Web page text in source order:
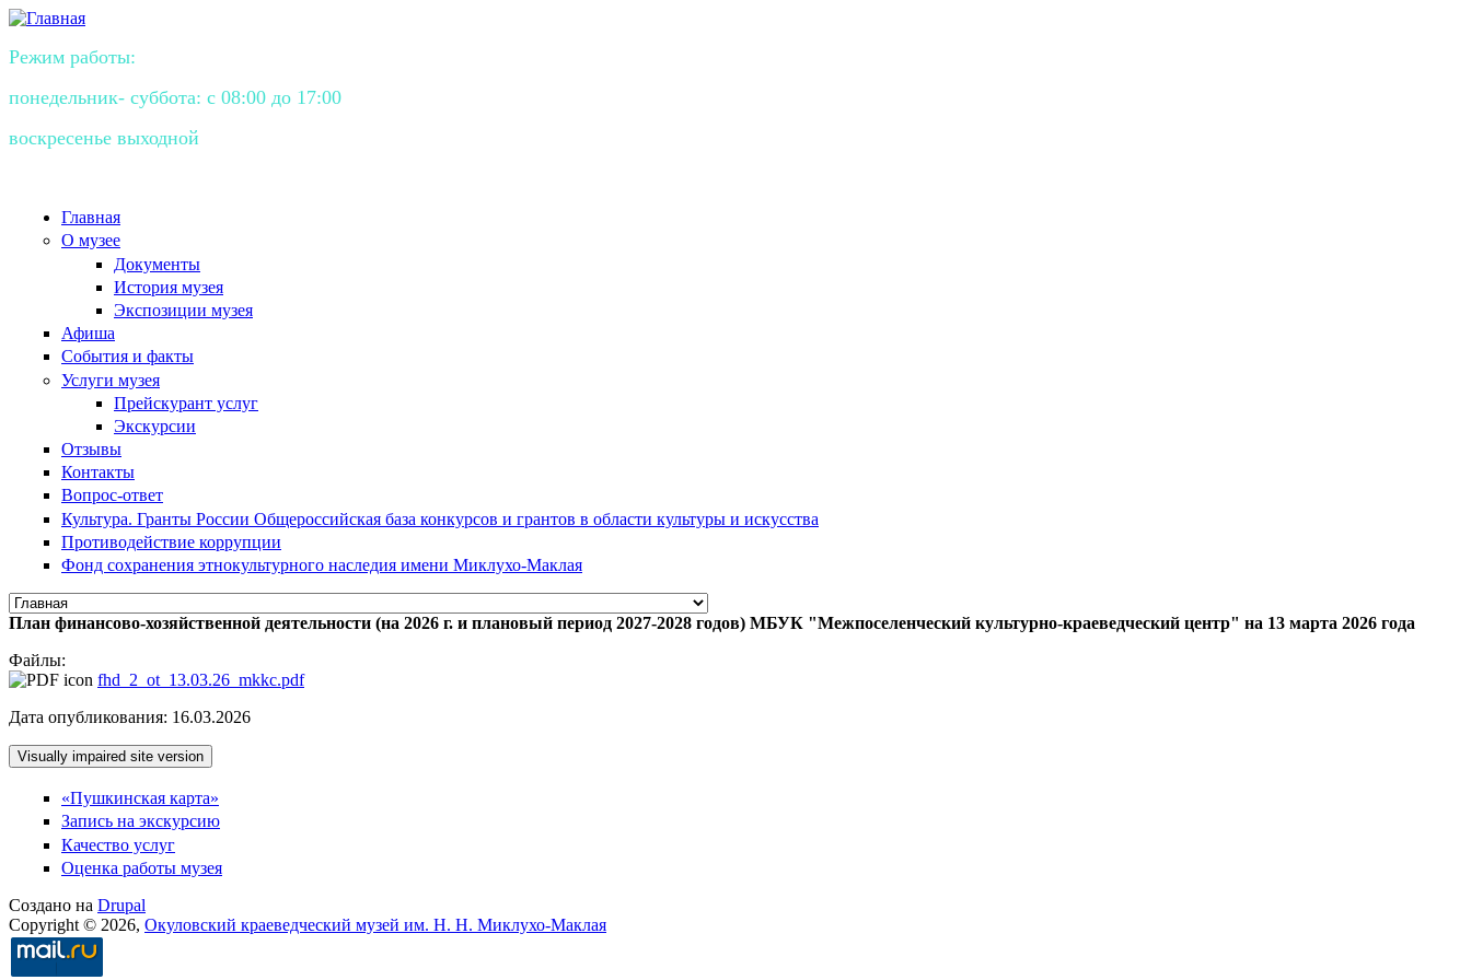
Режим работы:
понедельник- суббота: с 08:00 до 17:00
воскресенье выходной
Главная
О музее
Документы
История музея
Экспозиции музея
Афиша
События и факты
Услуги музея
Прейскурант услуг
Экскурсии
Отзывы
Контакты
Вопрос-ответ
Культура. Гранты России Общероссийская база конкурсов и грантов в области культуры и искусства
Противодействие коррупции
Фонд сохранения этнокультурного наследия имени Миклухо-Маклая
План финансово-хозяйственной деятельности (на 2026 г. и плановый период 2027-2028 годов) МБУК "Межпоселенческий культурно-краеведческий центр" на 13 марта 2026 года
Файлы:
fhd_2_ot_13.03.26_mkkc.pdf
Дата опубликования: 16.03.2026
«Пушкинская карта»
Запись на экскурсию
Качество услуг
Оценка работы музея
Создано на Drupal
Copyright © 2026, Окуловский краеведческий музей им. Н. Н. Миклухо-Маклая